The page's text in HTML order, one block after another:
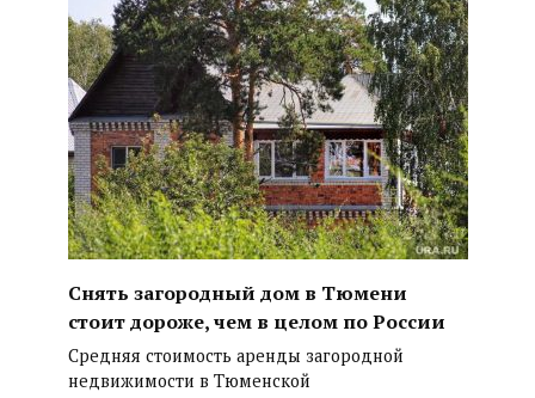
Снять загородный дом в Тюмени
стоит дороже, чем в целом по России
Средняя стоимость аренды загородной
недвижимости в Тюменской